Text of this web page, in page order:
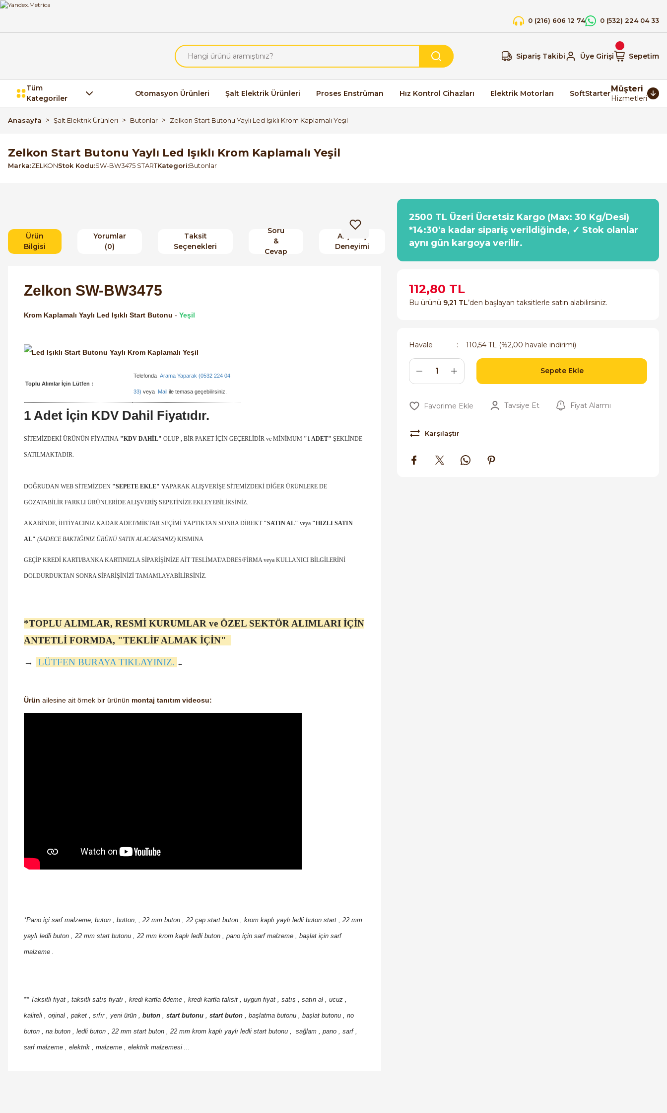
0 (216) 606 12 74 0 (532) 224 04 33
Sipariş Takibi Üye Girişi Sepetim
Tüm
Kategoriler
Otomasyon Ürünleri Şalt Elektrik Ürünleri Proses Enstrüman Hız Kontrol Cihazları Elektrik Motorları SoftStarterMüşteri
Hizmetleri
Anasayfa Şalt Elektrik Ürünleri Butonlar Zelkon Start Butonu Yaylı Led Işıklı Krom Kaplamalı Yeşil
Zelkon Start Butonu Yaylı Led Işıklı Krom Kaplamalı Yeşil
Marka ZELKONStok Kodu SW-BW3475 STARTKategori Butonlar
Ürün
Bilgisi
Yorumlar
(0)
Taksit
Seçenekleri
Soru
&
Cevap
Alışveriş
Deneyimi
Zelkon SW-BW3475
Krom Kaplamalı Yaylı Led Işıklı Start Butonu - Yeşil
Toplu Alımlar İçin Lütfen :
Telefonda Arama Yaparak (0532 224 04
33) veya Mail ile temasa geçebilirsiniz.
1 Adet İçin KDV Dahil Fiyatıdır.
SİTEMİZDEKİ ÜRÜNÜN FİYATINA "KDV DAHİL" OLUP , BİR PAKET İÇİN GEÇERLİDİR ve MİNİMUM "1 ADET" ŞEKLİNDE
SATILMAKTADIR.
DOĞRUDAN WEB SİTEMİZDEN "SEPETE EKLE" YAPARAK ALIŞVERİŞE SİTEMİZDEKİ DİĞER ÜRÜNLERE DE
GÖZATABİLİR FARKLI ÜRÜNLERİDE ALIŞVERİŞ SEPETİNİZE EKLEYEBİLİRSİNİZ.
AKABİNDE, İHTİYACINIZ KADAR ADET/MİKTAR SEÇİMİ YAPTIKTAN SONRA DİREKT "SATIN AL" veya "HIZLI SATIN
AL" (SADECE BAKTIĞINIZ ÜRÜNÜ SATIN ALACAKSANIZ) KISMINA
GEÇİP KREDİ KARTI/BANKA KARTINIZLA SİPARİŞİNİZE AİT TESLİMAT/ADRES/FİRMA veya KULLANICI BİLGİLERİNİ
DOLDURDUKTAN SONRA SİPARİŞİNİZİ TAMAMLAYABİLİRSİNİZ.
*TOPLU ALIMLAR, RESMİ KURUMLAR ve ÖZEL SEKTÖR ALIMLARI İÇİN
ANTETLİ FORMDA, "TEKLİF ALMAK İÇİN"
→ LÜTFEN BURAYA TIKLAYINIZ. ←
Ürün ailesine ait örnek bir ürünün montaj tanıtım videosu:
*Pano içi sarf malzeme, buton , button, , 22 mm buton , 22 çap start buton , krom kaplı yaylı ledli buton start , 22 mm
yaylı ledli buton , 22 mm start butonu , 22 mm krom kaplı ledli buton , pano için sarf malzeme , başlat için sarf
malzeme .
** Taksitli fiyat , taksitli satış fiyatı , kredi kartla ödeme , kredi kartla taksit , uygun fiyat , satış , satın al , ucuz ,
kaliteli , orjinal , paket , sıfır , yeni ürün , buton , start butonu , start buton , başlatma butonu , başlat butonu , no
buton , na buton , ledli buton , 22 mm start buton , 22 mm krom kaplı yaylı ledli start butonu , sağlam , pano , sarf ,
sarf malzeme , elektrik , malzeme , elektrik malzemesi ...
2500 TL Üzeri Ücretsiz Kargo (Max: 30 Kg/Desi)
*14:30'a kadar sipariş verildiğinde, ✓ Stok olanlar
aynı gün kargoya verilir.
112,80 TL
Bu ürünü 9,21 TL’den başlayan taksitlerle satın alabilirsiniz.
Havale 110,54 TL (%2,00 havale indirimi)
Sepete Ekle
Tavsiye Et Fiyat Alarmı
Karşılaştır